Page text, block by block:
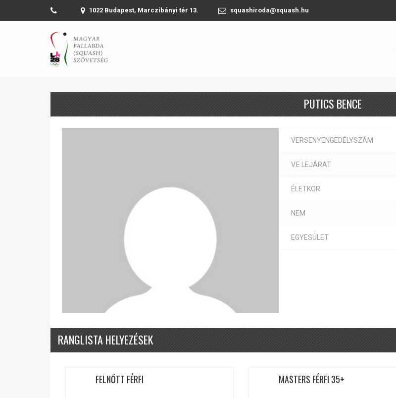
1022 Budapest, Marczibányi tér 13. squashiroda@squash.hu
PUTICS BENCE
VERSENYENGEDÉLYSZÁM
V.E LEJÁRAT
ÉLETKOR
NEM
EGYESÜLET
RANGLISTA HELYEZÉSEK
FELNŐTT FÉRFI MASTERS FÉRFI 35+